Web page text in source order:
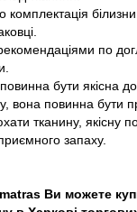
білизни
по
бути якісна
вона повинна бути
тканину, якісну
запаху.
Ви можете